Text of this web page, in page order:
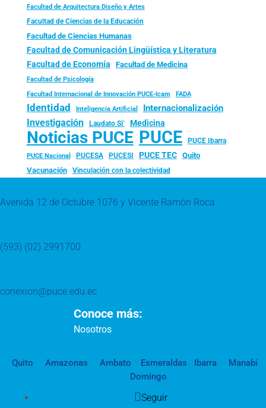
Facultad de Arquitectura Diseño y Artes
Facultad de Ciencias de la Educación
Facultad de Ciencias Humanas
Facultad de Comunicación Lingüística y Literatura
Facultad de Economía Facultad de Medicina
Facultad de Psicología
Facultad Internacional de Innovación PUCE-Icam FADA
Identidad Inteligencia Artificial Internacionalización
Investigación Laudato Si’ Medicina
Noticias PUCE PUCE PUCE Ibarra
PUCE Nacional PUCESA PUCESI PUCE TEC
Quito
Vacunación
Vinculación con la colectividad
Avenida 12 de Octubre 1076 y Vicente Ramón Roca
(593) (02) 2991700
conexion@puce.edu.ec
Conoce más:
Nosotros
Quito Amazonas Ambato Esmeraldas Ibarra
Manabí
Domingo
Seguir